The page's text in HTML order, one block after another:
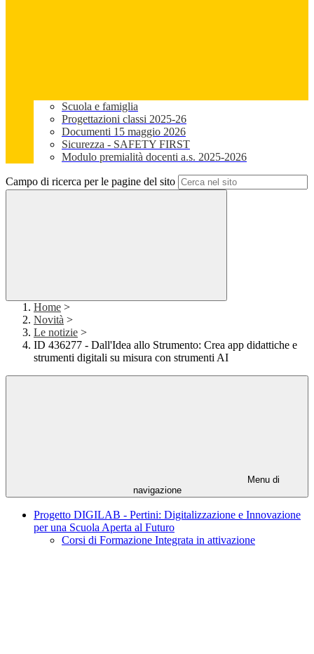
Scuola e famiglia
Progettazioni classi 2025-26
Documenti 15 maggio 2026
Sicurezza - SAFETY FIRST
Modulo premialità docenti a.s. 2025-2026
Campo di ricerca per le pagine del sito
Home >
Novità >
Le notizie >
ID 436277 - Dall'Idea allo Strumento: Crea app didattiche e
strumenti digitali su misura con strumenti AI
Menu di
navigazione
Progetto DIGILAB - Pertini: Digitalizzazione e Innovazione
per una Scuola Aperta al Futuro
Corsi di Formazione Integrata in attivazione